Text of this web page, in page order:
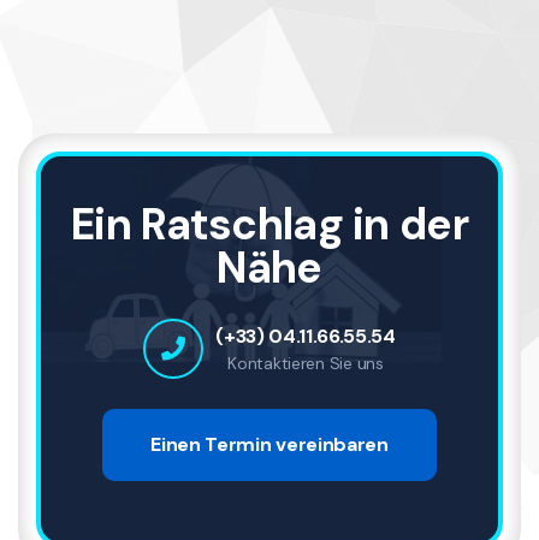
Ein Ratschlag in der
Nähe
(+33) 04.11.66.55.54
Kontaktieren Sie uns
Einen Termin vereinbaren